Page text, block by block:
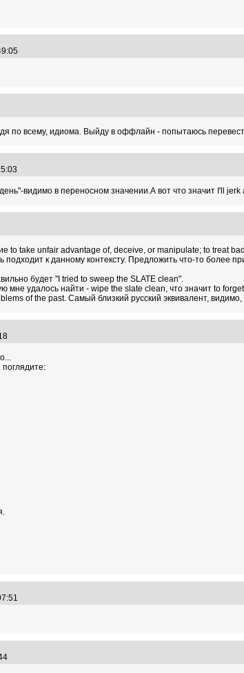
по всему, идиома. Выйду в оффлайн - попытаюсь
видимо в переносном значении.А вот что значит I'll jerk
to take unfair advantage of, deceive, or manipulate; to treat
к данному контексту. Предложить что-то более
будет "I tried to sweep the SLATE clean".
удалось найти - wipe the slate clean, что значит to
of the past. Самый близкий русский эквивалент, видимо,